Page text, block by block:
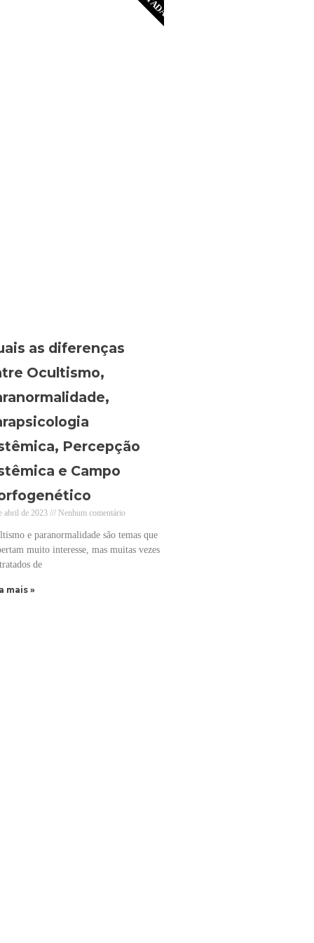
as diferenças
Ocultismo,
Percepção
e Campo
abril de 2023 Nenhum comentário
e paranormalidade são temas que
muito interesse, mas muitas vezes
de
mais »